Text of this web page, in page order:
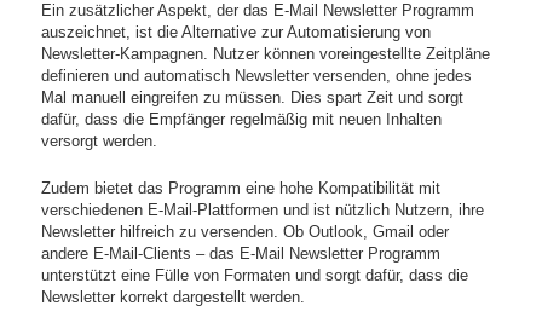
Ein zusätzlicher Aspekt, der das E-Mail Newsletter Programm
auszeichnet, ist die Alternative zur Automatisierung von
Newsletter-Kampagnen. Nutzer können voreingestellte Zeitpläne
definieren und automatisch Newsletter versenden, ohne jedes
Mal manuell eingreifen zu müssen. Dies spart Zeit und sorgt
dafür, dass die Empfänger regelmäßig mit neuen Inhalten
versorgt werden.
Zudem bietet das Programm eine hohe Kompatibilität mit
verschiedenen E-Mail-Plattformen und ist nützlich Nutzern, ihre
Newsletter hilfreich zu versenden. Ob Outlook, Gmail oder
andere E-Mail-Clients – das E-Mail Newsletter Programm
unterstützt eine Fülle von Formaten und sorgt dafür, dass die
Newsletter korrekt dargestellt werden.